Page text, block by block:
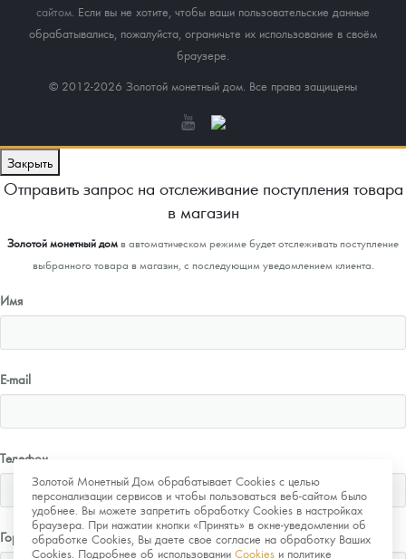
сайтом. Если вы не хотите, чтобы ваши пользовательские данные
обрабатывались, пожалуйста, ограничьте их использование в своём
браузере.
© 2012-2026 Золотой монетный дом. Все права защищены
Золотой Монетный Дом обрабатывает Cookies с целью
персонализации сервисов и чтобы пользоваться веб-сайтом было
удобнее. Вы можете запретить обработку Cookies в настройках
браузера. При нажатии кнопки «Принять» в окне-уведомлении об
обработке Cookies, Вы даете свое согласие на обработку Ваших
Cookies. Подробнее об использовании Cookies и политике
Закрыть
Отправить запрос на отслеживание поступления товара
в магазин
Золотой монетный домв автоматическом режиме будет отслеживать поступление
выбранного товара в магазин, с последующим уведомлением клиента.
Имя
E-mail
Телефон
Город